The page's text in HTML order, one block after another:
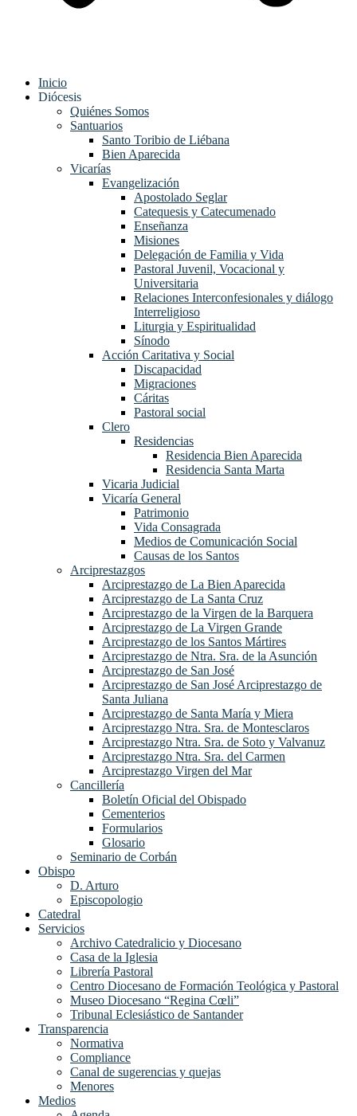
Inicio
Diócesis
Quiénes Somos
Santuarios
Santo Toribio de Liébana
Bien Aparecida
Vicarías
Evangelización
Apostolado Seglar
Catequesis y Catecumenado
Enseñanza
Misiones
Delegación de Familia y Vida
Pastoral Juvenil, Vocacional y
Universitaria
Relaciones Interconfesionales y diálogo
Interreligioso
Liturgia y Espiritualidad
Sínodo
Acción Caritativa y Social
Discapacidad
Migraciones
Cáritas
Pastoral social
Clero
Residencias
Residencia Bien Aparecida
Residencia Santa Marta
Vicaria Judicial
Vicaría General
Patrimonio
Vida Consagrada
Medios de Comunicación Social
Causas de los Santos
Arciprestazgos
Arciprestazgo de La Bien Aparecida
Arciprestazgo de La Santa Cruz
Arciprestazgo de la Virgen de la Barquera
Arciprestazgo de La Virgen Grande
Arciprestazgo de los Santos Mártires
Arciprestazgo de Ntra. Sra. de la Asunción
Arciprestazgo de San José
Arciprestazgo de San José Arciprestazgo de
Santa Juliana
Arciprestazgo de Santa María y Miera
Arciprestazgo Ntra. Sra. de Montesclaros
Arciprestazgo Ntra. Sra. de Soto y Valvanuz
Arciprestazgo Ntra. Sra. del Carmen
Arciprestazgo Virgen del Mar
Cancillería
Boletín Oficial del Obispado
Cementerios
Formularios
Glosario
Seminario de Corbán
Obispo
D. Arturo
Episcopologio
Catedral
Servicios
Archivo Catedralicio y Diocesano
Casa de la Iglesia
Librería Pastoral
Centro Diocesano de Formación Teológica y Pastoral
Museo Diocesano “Regina Cœli”
Tribunal Eclesiástico de Santander
Transparencia
Normativa
Compliance
Canal de sugerencias y quejas
Menores
Medios